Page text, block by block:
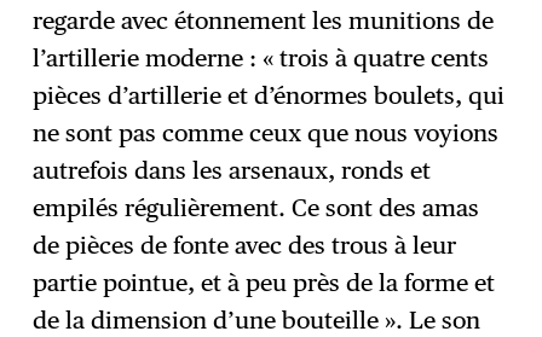
regarde avec étonnement les munitions de
l’artillerie moderne : « trois à quatre cents
pièces d’artillerie et d’énormes boulets, qui
ne sont pas comme ceux que nous voyions
autrefois dans les arsenaux, ronds et
empilés régulièrement. Ce sont des amas
de pièces de fonte avec des trous à leur
partie pointue, et à peu près de la forme et
de la dimension d’une bouteille ». Le son